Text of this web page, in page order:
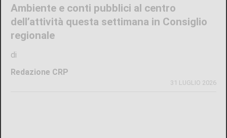
Ambiente e conti pubblici al centro
dell’attività questa settimana in Consiglio
regionale
di
Redazione CRP
31 LUGLIO 2026